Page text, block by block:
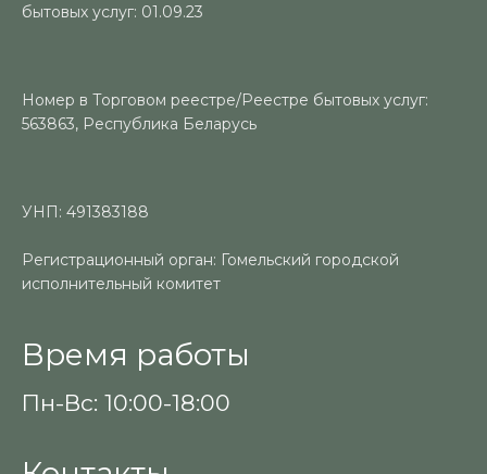
бытовых услуг: 01.09.23
Номер в Торговом реестре/Реестре бытовых услуг:
563863, Республика Беларусь
УНП: 491383188
Регистрационный орган: Гомельский городской
исполнительный комитет
Время работы
Пн-Вс: 10:00-18:00